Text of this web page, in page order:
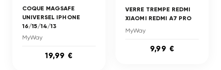
COQUE MAGSAFE
UNIVERSEL IPHONE
16/15/14/13
MyWay
19,99 €
VERRE TREMPE REDMI
XIAOMI REDMI A7 PRO
MyWay
9,99 €